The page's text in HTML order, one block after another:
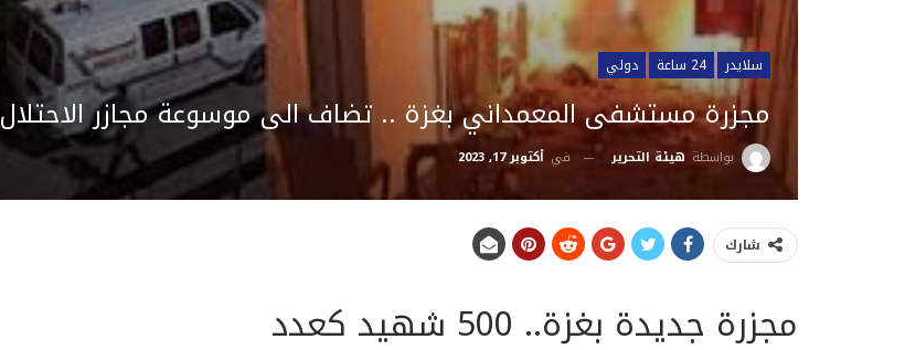
سلايدر 24 ساعة دولي
مجزرة مستشفى المعمداني بغزة .. تضاف الى موسوعة مجازر الاحتلال
بواسطة هيئة التحرير في أكتوبر 17, 2023
شارك
مجزرة جديدة بغزة.. 500 شهيد كعدد